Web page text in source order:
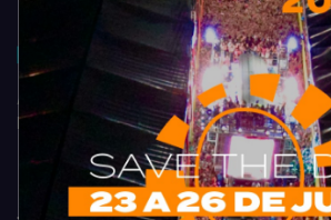
Acompanhe todas as novidades do
Fortaleza. Dicas, promoções, coberturas